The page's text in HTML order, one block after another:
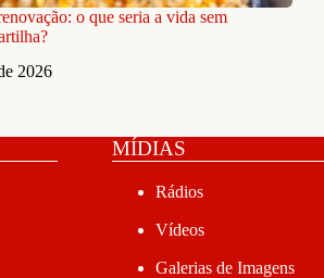
o que seria a vida sem
2026
MÍDIAS
Rádios
Vídeos
Galerias de Imagens